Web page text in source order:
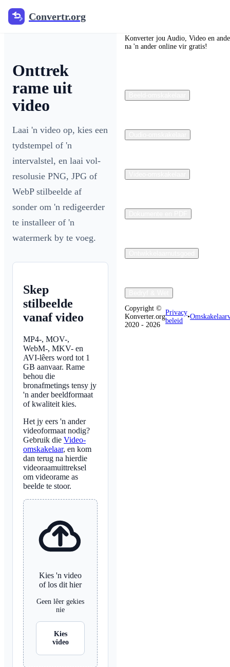
Convertr.org
Onttrek
rame uit
video
Laai 'n video op, kies een
tydstempel of 'n
intervalstel, en laai vol-
resolusie PNG, JPG of
WebP stilbeelde af
sonder om 'n redigeerder
te installeer of 'n
watermerk by te voeg.
Skep
stilbeelde
vanaf video
MP4-, MOV-,
WebM-, MKV- en
AVI-lêers word tot 1
GB aanvaar. Rame
behou die
bronafmetings tensy jy
'n ander beeldformaat
of kwaliteit kies.
Het jy eers 'n ander
videoformaat nodig?
Gebruik die Video-
omskakelaar, en kom
dan terug na hierdie
videoraamuittreksel
om videorame as
beelde te stoor.
Kies 'n video
of los dit hier
Geen lêer gekies
nie
Kies
video
Konverter jou Audio, Video en
na 'n ander online vir gratis!
Copyright ©
Konverter.org
2020 - 2026
Privacy
beleid
•